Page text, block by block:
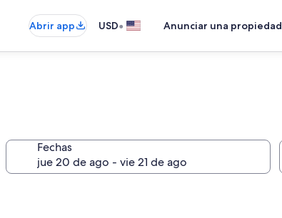
Abrir app USD• Anunciar una propiedad
Fechas